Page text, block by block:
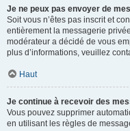
Je ne peux pas envoyer de
Soit vous n’êtes pas inscrit et
entièrement la messagerie
modérateur a décidé de vous
plus d’informations, veuillez
Haut
Je continue à recevoir des
Vous pouvez supprimer
en utilisant les règles de